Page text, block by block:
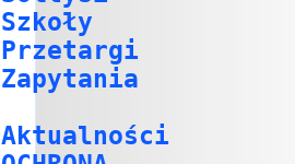
Szkoły
Przetargi
Zapytania
Aktualności